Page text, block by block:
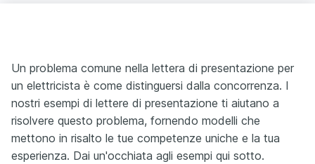
Un problema comune nella lettera di presentazione per
un elettricista è come distinguersi dalla concorrenza. I
nostri esempi di lettere di presentazione ti aiutano a
risolvere questo problema, fornendo modelli che
mettono in risalto le tue competenze uniche e la tua
esperienza. Dai un'occhiata agli esempi qui sotto.